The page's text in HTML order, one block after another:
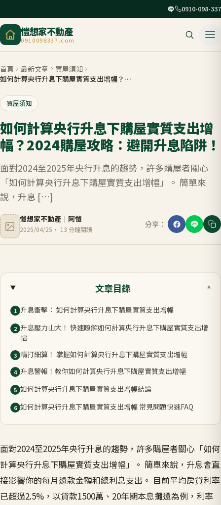
0910-098-337
愷想家不動產
0910098337.com
首頁 最新文章
買屋須知
如何計算央行升息下購屋實質支出增幅？2024購屋攻略：避開升息陷阱！
買屋須知
如何計算央行升息下購屋實質支出增
幅？2024購屋攻略：避開升息陷阱！
面對2024至2025年央行升息的趨勢，許多購屋者關心
「如何計算央行升息下購屋實質支出增幅」。 簡單來
說，升息 […]
愷想家不動產 ｜ 阿愷
2025/04/25 · 13 分鐘閱讀
分享：
文章目錄 ▾
1 升息衝擊： 如何計算央行升息下購屋實質支出增幅
2 升息壓力山大！ 快速瞭解如何計算央行升息下購屋實質支出增
幅
3 精打細算！ 掌握如何計算央行升息下購屋實質支出增幅
4 升息警報！教你如何計算央行升息下購屋實質支出增幅
5 如何計算央行升息下購屋實質支出增幅結論
6 如何計算央行升息下購屋實質支出增幅 常見問題快速FAQ
面對2024至2025年央行升息的趨勢，許多購屋者關心「如何
計算央行升息下購屋實質支出增幅」。 簡單來說，升息會直
接影響你的每月還款金額和總利息支出。 目前平均房貸利率
已超過2.5%，以貸款1500萬、20年期本息攤還為例，利率